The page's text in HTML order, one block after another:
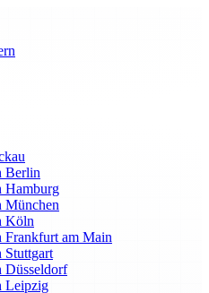
Berlin
Hamburg
München
Köln
am Main
Stuttgart
Düsseldorf
Leipzig